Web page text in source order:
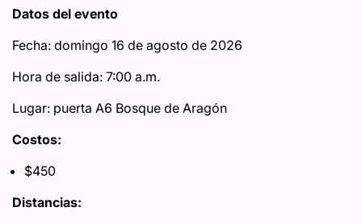
Datos del evento
Fecha: domingo 16 de agosto de 2026
Hora de salida: 7:00 a.m.
Lugar: puerta A6 Bosque de Aragón
Costos:
$450
Distancias: